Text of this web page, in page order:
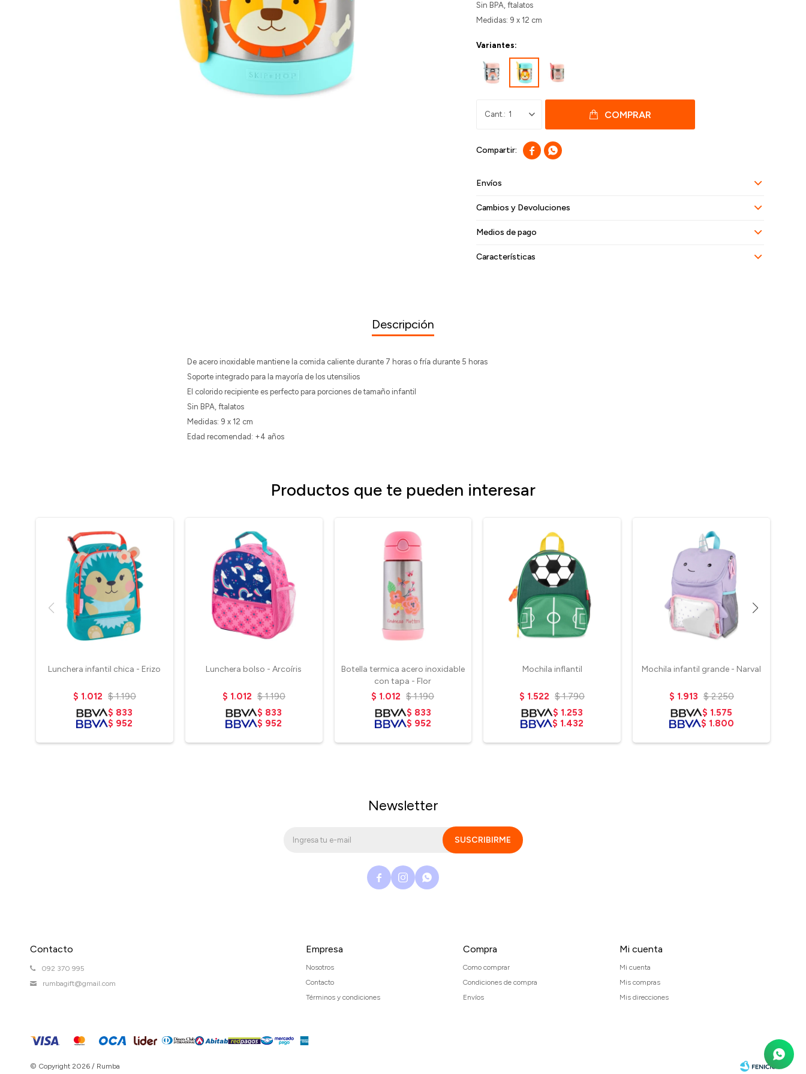
Sin BPA, ftalatos
Medidas: 9 x 12 cm
Variantes:
1 COMPRAR
 
Envíos
Cambios y Devoluciones
Medios de pago
Características
Descripción
De acero inoxidable mantiene la comida caliente durante 7 horas o fría durante 5 horas
Soporte integrado para la mayoría de los utensilios
El colorido recipiente es perfecto para porciones de tamaño infantil
Sin BPA, ftalatos
Medidas: 9 x 12 cm
Edad recomendad: +4 años
Productos que te pueden interesar
Lunchera infantil chica - Erizo
$ 1.012 $ 1.190
$ 833
$ 952
Lunchera bolso - Arcoíris
$ 1.012 $ 1.190
$ 833
$ 952
Botella termica acero inoxidable
con tapa - Flor
$ 1.012 $ 1.190
$ 833
$ 952
Mochila inflantil
$ 1.522 $ 1.790
$ 1.253
$ 1.432
Mochila infantil grande - Narval
$ 1.913 $ 2.250
$ 1.575
$ 1.800
Contacto
092 370 995
rumbagift@gmail.com
Empresa
Nosotros
Contacto
Términos y condiciones
Compra
Como comprar
Condiciones de compra
Envíos
Mi cuenta
Mi cuenta
Mis compras
Mis direcciones
Newsletter
SUSCRIBIRME
  
© Copyright 2026 / Rumba